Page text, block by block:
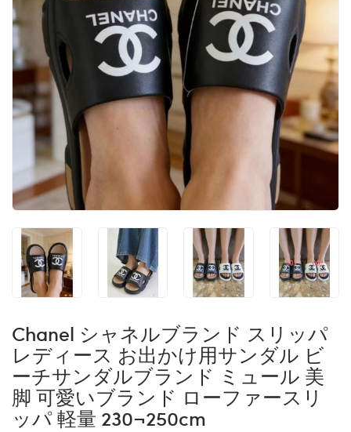
Chanel シャネルブランド スリッパ
レディース お出かけ用サンダル ビ
ーチサンダルブランド ミュール 美
脚 可愛いブランド ローファースリ
ッパ 軽量 230¬250cm